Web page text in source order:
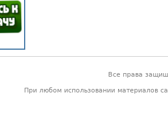
Все права
При любом использовании материалов